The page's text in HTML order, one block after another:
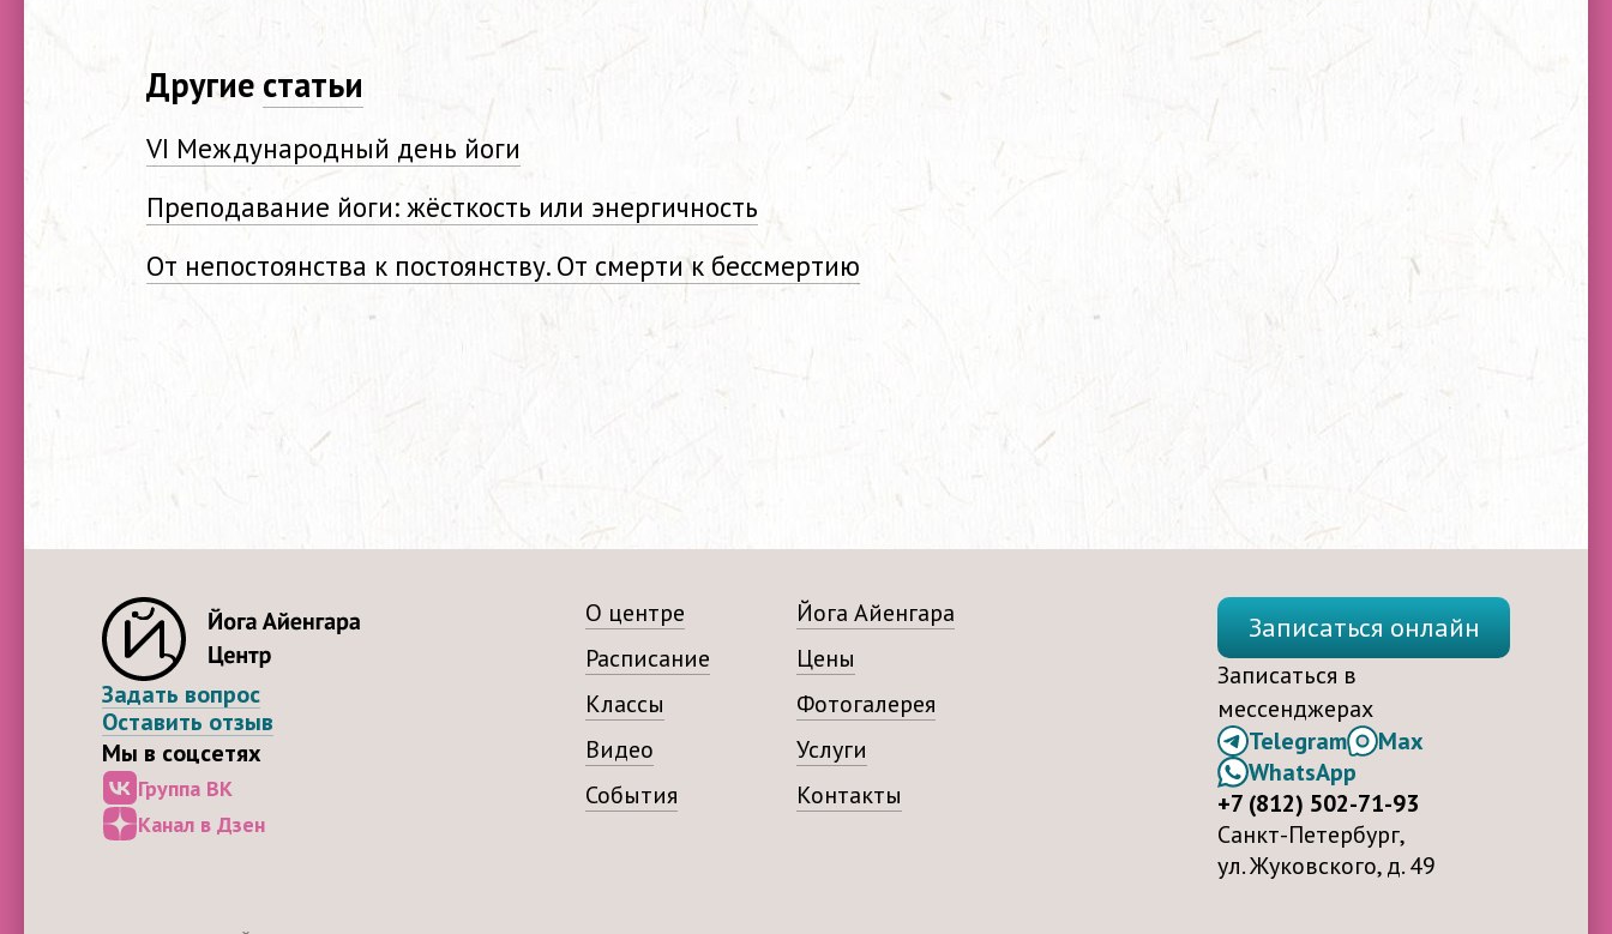
Другие статьи
VI Международный день йоги
Преподавание йоги: жёсткость или энергичность
От непостоянства к постоянству. От смерти к бессмертию
Задать вопрос
Оставить отзыв
Мы в соцсетях
Группа ВК
Канал в Дзен
О центре
Йога Айенгара
Расписание
Цены
Классы
Фотогалерея
Видео
Услуги
События
Контакты
Записаться онлайн
Записаться в
мессенджерах
Telegram
Max
WhatsApp
+7 (812) 502-71-93
Санкт-Петербург,
ул. Жуковского, д. 49